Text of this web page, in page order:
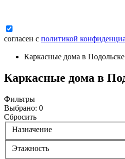
согласен с политикой
Каркасные дома в Подольске
Каркасные дома в
Фильтры
Выбрано: 0
Сбросить
Назначение
Этажность